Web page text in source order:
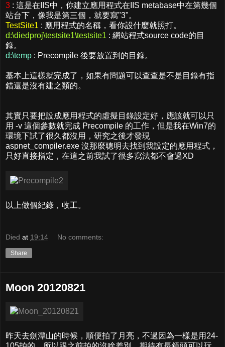
3 : 這是在IIS中，你建立應用程式在IIS metabase中在第幾個
站台下，像我是第三個，就要寫"3"。
TestSite1 : 應用程式的名稱，看你設什麼就照打。
d:\diedproj\testsite1\testsite1 : 網站程式source code的目
錄。
d:\temp : Precompile 後要放置到的目錄。
基本上這樣就完成了，如果有問題可以查查是不是目錄有指
錯還是沒有建之類的。
其實只要把設成應用程式的虛擬目錄設定好，應該就可以只
用 -v 這個參數就完成 Precompile 的工作，但是我在Win7的
環境下試了很久都沒用，研究之後才發現
aspnet_compiler.exe 沒那麼聰明去找到我設定的應用程式，
只好直接指定，在這之前我試了很多寫法都不會過XD
以上做個紀錄，收工。
Died at 19:14 No comments:
Share
Moon 20120821
昨天去劍潭山的時候，順便拍了月亮，不過因為一樣是用24-